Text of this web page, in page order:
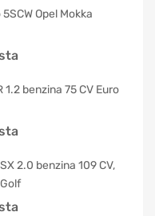
Opel Mokka
1.2 benzina 75 CV Euro
2.0 benzina 109 CV,